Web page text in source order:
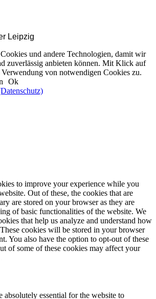
Leipzig
und andere Technologien, damit wir
zuverlässig anbieten können. Mit Klick auf
von notwendigen Cookies zu.
Ok
to improve your experience while you
Out of these, the cookies that are
are stored on your browser as they are
of basic functionalities of the website. We
that help us analyze and understand how
cookies will be stored in your browser
You also have the option to opt-out of these
of some of these cookies may affect your
absolutely essential for the website to